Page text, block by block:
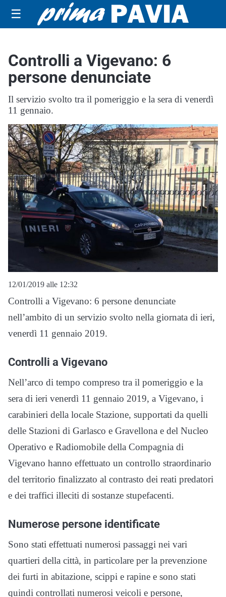
☰
Controlli a Vigevano: 6
persone denunciate
Il servizio svolto tra il pomeriggio e la sera di venerdì
11 gennaio.
12/01/2019 alle 12:32
Controlli a Vigevano: 6 persone denunciate
nell’ambito di un servizio svolto nella giornata di ieri,
venerdì 11 gennaio 2019.
Controlli a Vigevano
Nell’arco di tempo compreso tra il pomeriggio e la
sera di ieri venerdì 11 gennaio 2019, a Vigevano, i
carabinieri della locale Stazione, supportati da quelli
delle Stazioni di Garlasco e Gravellona e del Nucleo
Operativo e Radiomobile della Compagnia di
Vigevano hanno effettuato un controllo straordinario
del territorio finalizzato al contrasto dei reati predatori
e dei traffici illeciti di sostanze stupefacenti.
Numerose persone identificate
Sono stati effettuati numerosi passaggi nei vari
quartieri della città, in particolare per la prevenzione
dei furti in abitazione, scippi e rapine e sono stati
quindi controllati numerosi veicoli e persone,